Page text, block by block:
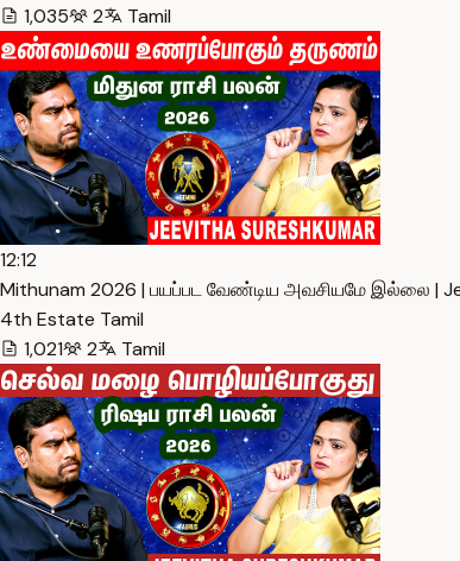
1,035
2 Tamil
12:12
Mithunam 2026 | பயப்பட வேண்டிய அவசியமே இல்லை |
4th Estate Tamil
1,021
2 Tamil